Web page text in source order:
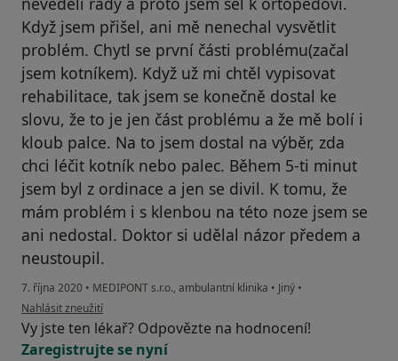
Když jsem přišel, ani mě nenechal vysvětlit
problém. Chytl se první části problému(začal
jsem kotníkem). Když už mi chtěl vypisovat
rehabilitace, tak jsem se konečně dostal ke
slovu, že to je jen část problému a že mě bolí i
kloub palce. Na to jsem dostal na výběr, zda
chci léčit kotník nebo palec. Během 5-ti minut
jsem byl z ordinace a jen se divil. K tomu, že
mám problém i s klenbou na této noze jsem se
ani nedostal. Doktor si udělal názor předem a
neustoupil.
7. října 2020 • MEDIPONT s.r.o., ambulantní klinika • Jiný •
podle názoru uživatele Daniel Matoušek
Nahlásit zneužití
Vy jste ten lékař? Odpovězte na hodnocení!
Zaregistrujte se nyní